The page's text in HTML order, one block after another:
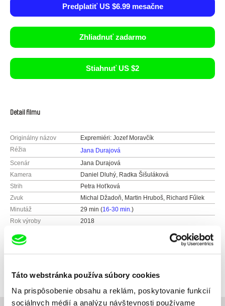
Táto webstránka používa súbory cookies
Na prispôsobenie obsahu a reklám, poskytovanie funkcií
sociálnych médií a analýzu návštevnosti používame
Predplatiť US $6.99 mesačne
Zhliadnuť zadarmo
Stiahnuť US $2
Detail filmu
Originálny názov
Expremiéri: Jozef Moravčík
Réžia
Jana Durajová
Scenár
Jana Durajová
Kamera
Daniel Dluhý, Radka Šišuláková
Strih
Petra Hoťková
Zvuk
Michal Džadoň, Martin Hruboš, Richard Fűlek
Minutáž
29 min (16-30 min.)
Rok výroby
2018
Krajina pôvodu
Farba
Horná 5
Slovensko